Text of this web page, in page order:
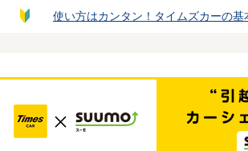
使い方はカンタン！タイムズカーの基